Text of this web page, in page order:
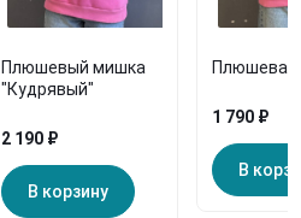
Плюшевый мишка
"Кудрявый"
2 190 ₽
В корзину
Плюшевая
1 790 ₽
В